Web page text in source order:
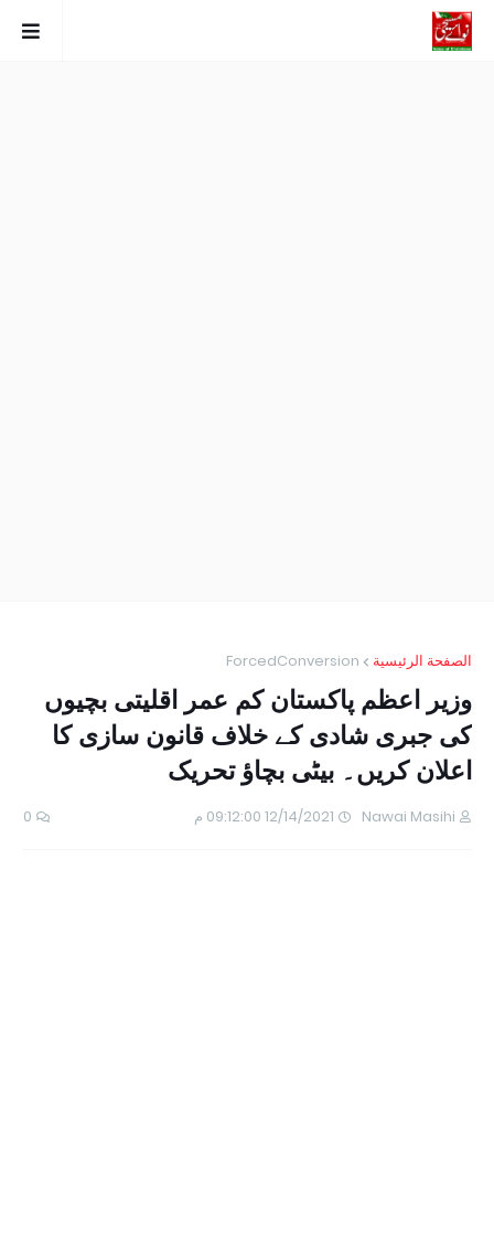
الصفحة الرئيسية ForcedConversion
وزیر اعظم پاکستان کم عمر اقلیتی بچیوں
کی جبری شادی کے خلاف قانون سازی کا
اعلان کریں۔ بیٹی بچاؤ تحریک
Nawai Masihi 12/14/2021 09:12:00 م 0